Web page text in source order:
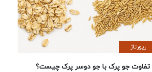
رپورتاژ
تفاوت جو پرک با جو دوسر پرک چیست؟